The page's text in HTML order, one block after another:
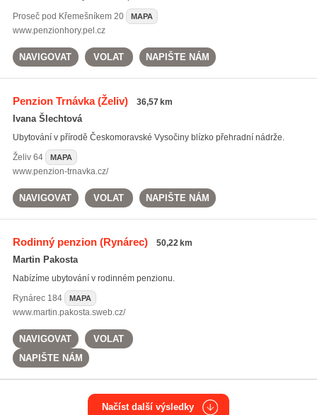
Proseč pod Křemešníkem20 MAPA
www.penzionhory.pel.cz
NAVIGOVAT VOLAT NAPIŠTE NÁM
Penzion Trnávka(Želiv) 36,57 km
Ivana Šlechtová
Ubytování v přírodě Českomoravské Vysočiny blízko přehradní nádrže.
Želiv64 MAPA
www.penzion-trnavka.cz/
NAVIGOVAT VOLAT NAPIŠTE NÁM
Rodinný penzion(Rynárec) 50,22 km
Martin Pakosta
Nabízíme ubytování v rodinném penzionu.
Rynárec184 MAPA
www.martin.pakosta.sweb.cz/
NAVIGOVAT
VOLAT
NAPIŠTE NÁM
Načíst další výsledky